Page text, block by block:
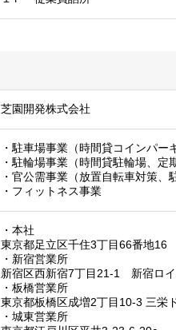
芝園開発株式会社
・駐車場事業（時間貸コインパー
・駐輪場事業（時間貸駐輪場、定
・官公需事業（放置自転車対策、
・フィットネス事業
・本社
東京都足立区千住3丁目66番地16
・新宿営業所
新宿区西新宿7丁目21-1 新宿ロ
・板橋営業所
東京都板橋区成増2丁目10-3 三栄
・城東営業所